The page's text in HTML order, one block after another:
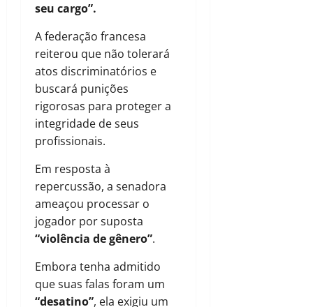
seu cargo”.
A federação francesa
reiterou que não tolerará
atos discriminatórios e
buscará punições
rigorosas para proteger a
integridade de seus
profissionais.
Em resposta à
repercussão, a senadora
ameaçou processar o
jogador por suposta
“violência de gênero”.
Embora tenha admitido
que suas falas foram um
“desatino”, ela exigiu um